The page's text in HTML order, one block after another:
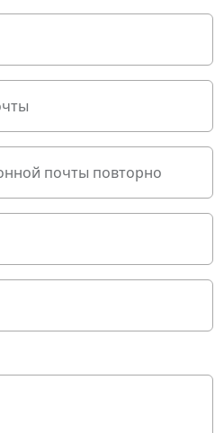
почты повторно